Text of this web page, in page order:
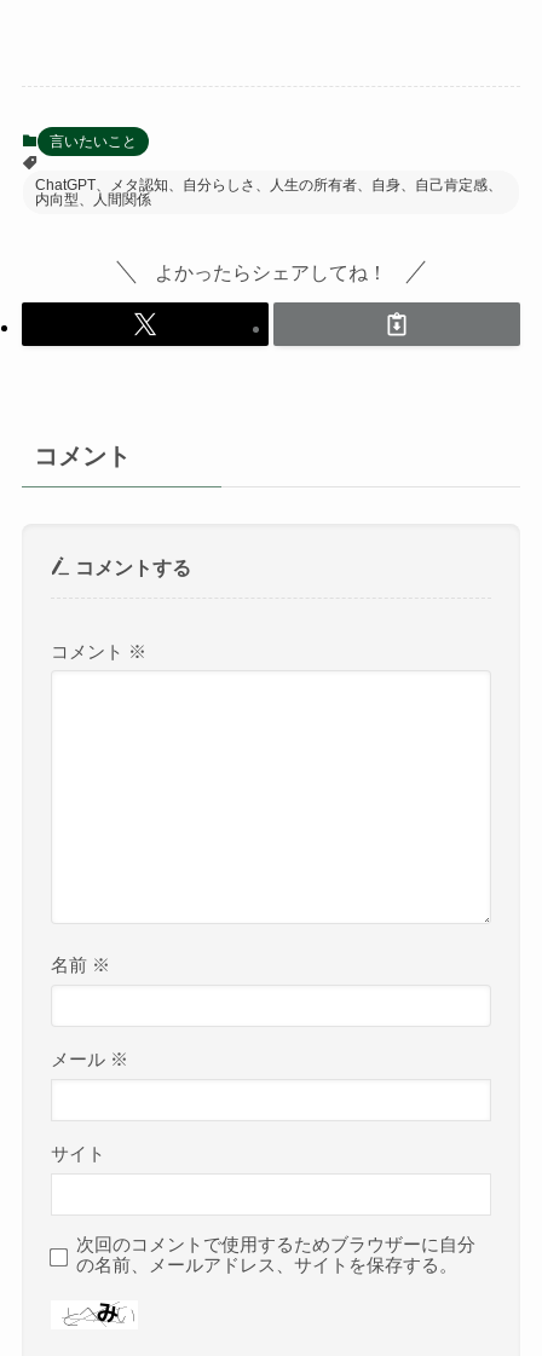
言いたいこと
ChatGPT、メタ認知、自分らしさ、人生の所有者、自身、自己肯定感、
内向型、人間関係
よかったらシェアしてね！
コメント
コメントする
コメント ※
名前 ※
メール ※
サイト
次回のコメントで使用するためブラウザーに自分
の名前、メールアドレス、サイトを保存する。